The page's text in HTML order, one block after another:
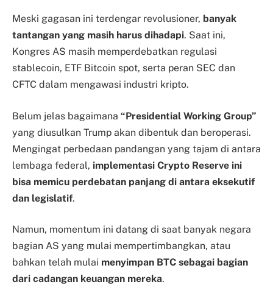
Meski gagasan ini terdengar revolusioner, banyak
tantangan yang masih harus dihadapi. Saat ini,
Kongres AS masih memperdebatkan regulasi
stablecoin, ETF Bitcoin spot, serta peran SEC dan
CFTC dalam mengawasi industri kripto.
Belum jelas bagaimana “Presidential Working Group”
yang diusulkan Trump akan dibentuk dan beroperasi.
Mengingat perbedaan pandangan yang tajam di antara
lembaga federal, implementasi Crypto Reserve ini
bisa memicu perdebatan panjang di antara eksekutif
dan legislatif.
Namun, momentum ini datang di saat banyak negara
bagian AS yang mulai mempertimbangkan, atau
bahkan telah mulai menyimpan BTC sebagai bagian
dari cadangan keuangan mereka.